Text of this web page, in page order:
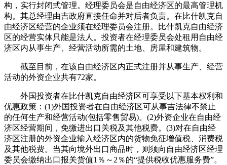
构，实行封闭式管理。经理委员会是自由经济区的最高管理机
构。其总经理由吉政府直接任命并对后者负责。在比什凯克自
由经济区经营的企业须在经理委员会注册。比什凯克自由经济
区的经营实体只能是法人。投资者在经理委员会处租用自由经
济区内从事生产、经营活动所需的土地、房屋和建筑物。
截至目前，在该自由经济区内正式注册并从事生产、经营
活动的外资企业共有72家。
外国投资者在比什凯克自由经济区可享受以下基本权利和
优惠政策：(1)外国投资者在自由经济区可从事吉法律不禁止
的任何生产和经营活动(包括零售贸易)。(2)外资企业在自由经
济区经营期间，免缴进出口关税及其他税费。(3)对在自由经
济区注册的外资企业输入经济区内的货物免征增值税、消费税
及其他税费。当其向境外出口商品时，则须向自由经济区经理
委员会缴纳出口报关货值1％～2％的“提供税收优惠服务费”。